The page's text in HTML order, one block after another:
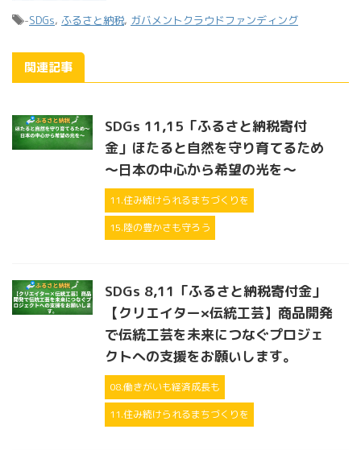
-SDGs, ふるさと納税, ガバメントクラウドファンディング
関連記事
SDGs 11,15「ふるさと納税寄付
金」ほたると自然を守り育てるため
～日本の中心から希望の光を～
11.住み続けられるまちづくりを
15.陸の豊かさも守ろう
SDGs 8,11「ふるさと納税寄付金」
【クリエイター×伝統工芸】商品開発
で伝統工芸を未来につなぐプロジェ
クトへの支援をお願いします。
08.働きがいも経済成長も
11.住み続けられるまちづくりを